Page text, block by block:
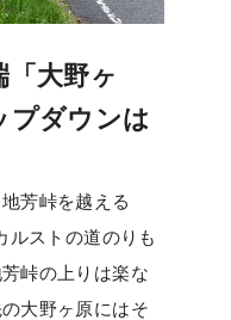
「大野ヶ
プダウンは
芳峠を越える
ルストの道のりも
峠の上りは楽な
大野ヶ原にはそ